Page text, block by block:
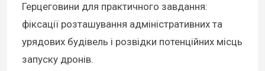
Герцеговини для практичного завдання:
фіксації розташування адміністративних та
урядових будівель і розвідки потенційних місць
запуску дронів.